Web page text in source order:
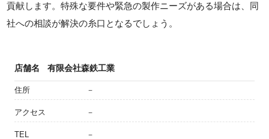
貢献します。特殊な要件や緊急の製作ニーズがある場合は、同
社への相談が解決の糸口となるでしょう。
店舗名 有限会社森鉄工業
住所 －
アクセス －
TEL －